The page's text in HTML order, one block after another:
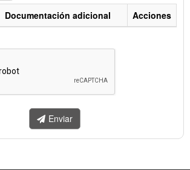
Documentación adicional Acciones
Enviar